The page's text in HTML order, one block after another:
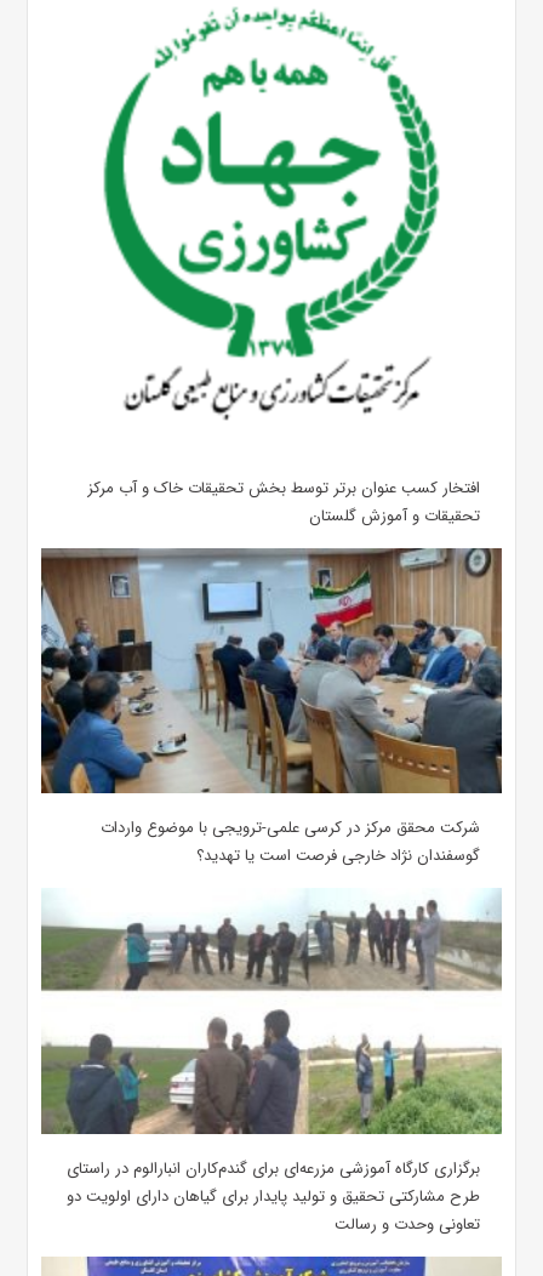
افتخار کسب عنوان برتر توسط بخش تحقیقات خاک و آب مرکز
تحقیقات و آموزش گلستان
شرکت محقق مرکز در کرسی علمی-ترویجی با موضوع واردات
گوسفندان نژاد خارجی فرصت است یا تهدید؟
برگزاری کارگاه آموزشی مزرعه‌ای برای گندم‌کاران انبارالوم در راستای
طرح مشارکتی تحقیق و تولید پایدار برای گیاهان دارای اولویت دو
تعاونی وحدت و رسالت